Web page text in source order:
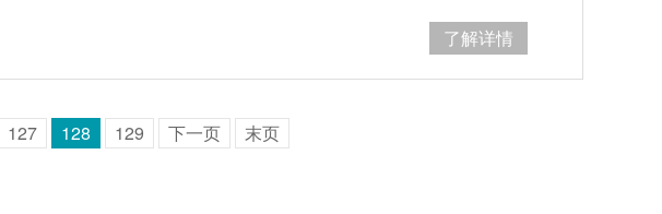
了解详情
127 128 129 下一页 末页